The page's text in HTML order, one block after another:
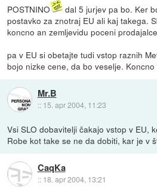
POSTNINO
dal 5 jurjev pa bo. Ker
postavko za znotraj EU ali kaj takega.
koncno an zemljevidu poceni
pa v EU si obetajte tudi vstop raznih
bojo nizke cene, da bo veselje.
Mr.B
:: 15. apr 2004, 11:23
Vsi SLO dobavitelji čakajo vstop v EU,
Robe kot take se ne da dobiti, kar je v
CaqKa
:: 18. apr 2004, 13:21